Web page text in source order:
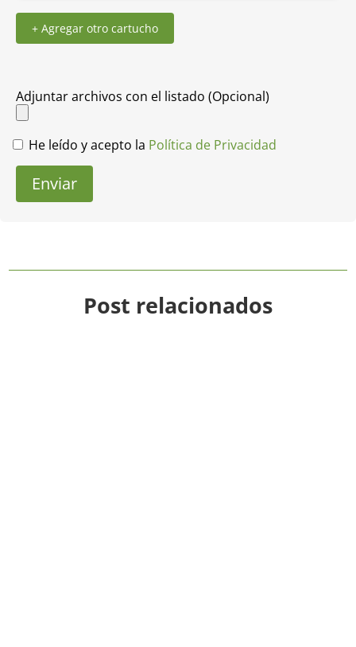
+ Agregar otro cartucho
Adjuntar archivos con el listado (Opcional)
He leído y acepto la Política de Privacidad
Enviar
Post relacionados